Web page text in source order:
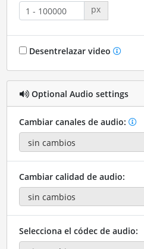
px
Desentrelazar video
Optional Audio settings
Cambiar canales de audio:
Cambiar calidad de audio:
Selecciona el códec de audio: